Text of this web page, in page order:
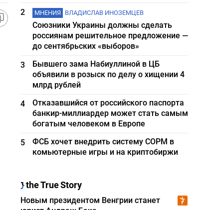
2
МНЕНИЯ ВЛАДИСЛАВ ИНОЗЕМЦЕВ
Союзники Украины должны сделать
россиянам решительное предложение —
до сентябрьских «выборов»
3
Бывшего зама Набиуллиной в ЦБ
объявили в розыск по делу о хищении 4
млрд рублей
4
Отказавшийся от российского паспорта
банкир-миллиардер может стать самым
богатым человеком в Европе
5
ФСБ хочет внедрить систему СОРМ в
комьютерные игры и на криптобиржи